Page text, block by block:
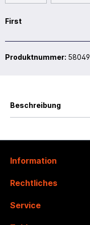
First
Produktnummer:
Beschreibung
Information
Rechtliches
Service